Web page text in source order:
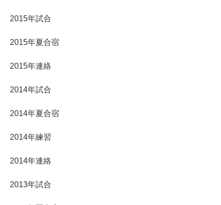
2015年試合
2015年夏合宿
2015年連絡
2014年試合
2014年夏合宿
2014年練習
2014年連絡
2013年試合